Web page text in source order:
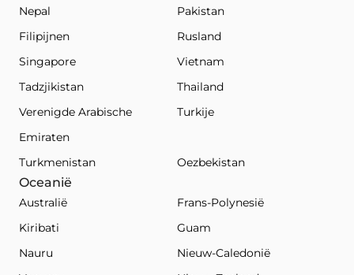
Nepal
Pakistan
Filipijnen
Rusland
Singapore
Vietnam
Tadzjikistan
Thailand
Verenigde Arabische
Emiraten
Turkije
Turkmenistan Oezbekistan
Oceanië
Australië
Frans-Polynesië
Kiribati
Guam
Nauru
Nieuw-Caledonië